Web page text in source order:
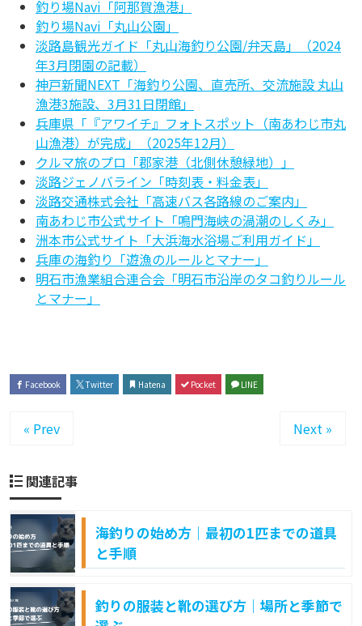
釣り場Navi「阿那賀漁港」
釣り場Navi「丸山公園」
淡路島観光ガイド「丸山海釣り公園/弁天島」（2024
年3月閉園の記載）
神戸新聞NEXT「海釣り公園、直売所、交流施設 丸山
漁港3施設、3月31日閉館」
兵庫県「『アワイチ』フォトスポット（南あわじ市丸
山漁港）が完成」（2025年12月）
クルマ旅のプロ「郡家港（北側休憩緑地）」
淡路ジェノバライン「時刻表・料金表」
淡路交通株式会社「高速バス各路線のご案内」
南あわじ市公式サイト「鳴門海峡の渦潮のしくみ」
洲本市公式サイト「大浜海水浴場ご利用ガイド」
兵庫の海釣り「遊漁のルールとマナー」
明石市漁業組合連合会「明石市沿岸のタコ釣りルール
とマナー」
Facebook Twitter Hatena Pocket LINE
« Prev Next »
関連記事
海釣りの始め方｜最初の1匹までの道具
と手順
釣りの服装と靴の選び方｜場所と季節で